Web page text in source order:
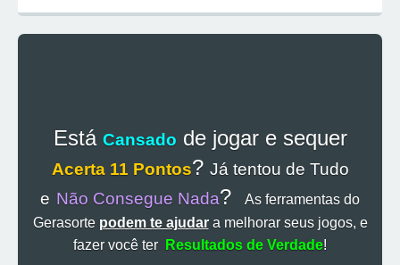
Está Cansado de jogar e sequer
Acerta 11 Pontos? Já tentou de Tudo
e Não Consegue Nada?
As ferramentas do
Gerasorte podem te ajudara melhorar seus jogos, e
fazer você ter
Resultados de Verdade!